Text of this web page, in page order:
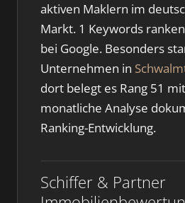
aktiven Maklern im
Markt. 1 Keywords
bei Google. Besonders
Unternehmen in
dort belegt es Rang 51
monatliche Analyse
Ranking-Entwicklung.
Schiffer & Partner